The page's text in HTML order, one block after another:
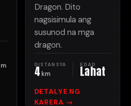
m
Dragon. Dito
nagsisimula ang
susunod na mga
dragon.
DISTANSYA
4 km
EDAD
Lahat
DETALYE NG
KARERA →